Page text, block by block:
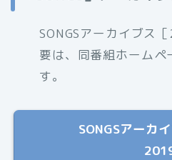
SONGSアーカイブス
要は、同番組ホームペ
す。
SONGSアーカ